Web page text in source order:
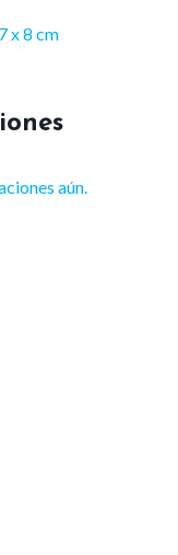
x 8 cm
aún.